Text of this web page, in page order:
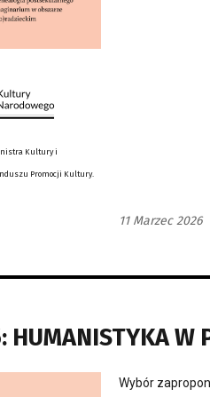
Kultury i
Promocji Kultury.
11 Marzec 2026
HUMANISTYKA W
Wybór